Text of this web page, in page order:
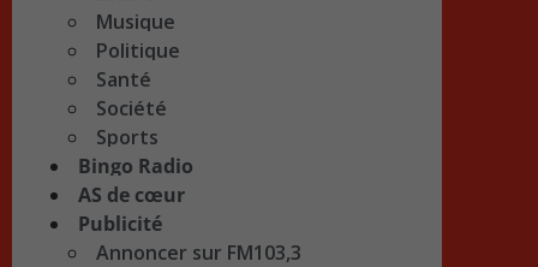
Musique
Politique
Santé
Société
Sports
Bingo Radio
AS de cœur
Publicité
Annoncer sur FM103,3